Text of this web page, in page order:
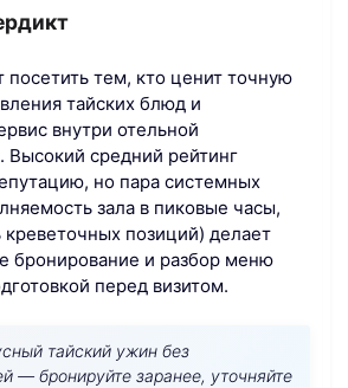
посетить тем, кто ценит точную
тайских блюд и
внутри отельной
Высокий средний рейтинг
но пара системных
зала в пиковые часы,
позиций) делает
бронирование и разбор меню
перед визитом.
тайский ужин без
— бронируйте заранее, уточняйте